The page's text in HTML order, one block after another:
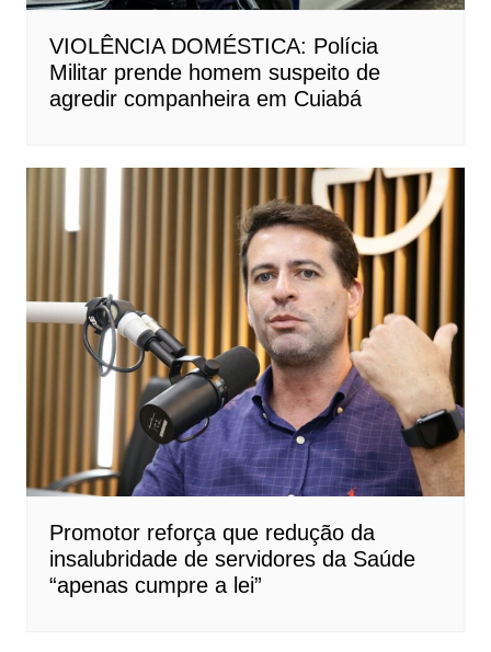
VIOLÊNCIA DOMÉSTICA: Polícia
Militar prende homem suspeito de
agredir companheira em Cuiabá
Promotor reforça que redução da
insalubridade de servidores da Saúde
“apenas cumpre a lei”